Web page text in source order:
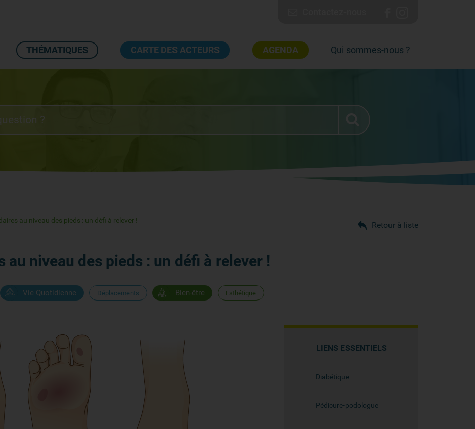
THÉMATIQUES CARTE DES ACTEURS AGENDA Qui sommes-nous ?
au niveau des pieds : un défi à relever ! Retour à liste
au niveau des pieds : un défi à relever !
Vie Quotidienne Déplacements Bien-être Esthétique
LIENS ESSENTIELS
Diabétique
Pédicure-podologue